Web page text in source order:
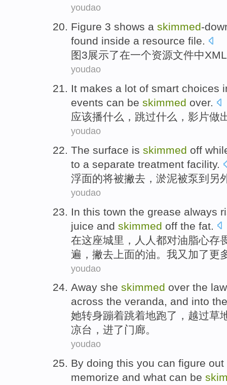
youdao
Figure 3 shows a skimmed-
found inside a resource file.
图3展示了在一个资源文件中XML
youdao
It makes a lot of smart choices
events can be skimmed over.
应该播什么 ，跳过什么，影片做
youdao
The surface is skimmed off
to a separate treatment facility.
浮面的将被撇去， 淤泥被泵到 另
youdao
In this town the grease always
juice and skimmed off the fat.
在这座城里，人人都对油脂心存
遍，撇去 上面的油。我又加了更
youdao
Away she skimmed over the
across the veranda, and into
她转身蹦着跳着地跑了， 越过草
凉台 ， 进了 门廊。
youdao
By doing this you can figure out
memorize and what can be